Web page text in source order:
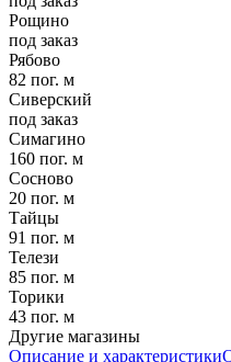
Рощино
под заказ
Рябово
82 пог. м
Сиверский
под заказ
Симагино
160 пог. м
Сосново
20 пог. м
Тайцы
91 пог. м
Телези
85 пог. м
Торики
43 пог. м
Другие магазины
Описание и характеристики